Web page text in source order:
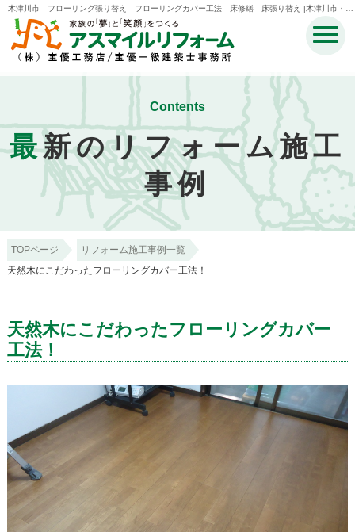
木津川市 フローリング張り替え フローリングカバー工法 床修繕 床張り替え |木津川市・奈
良市・生駒市・精華町・井手町のリフォームのことなら宝優工務店アスマイルリフォーム
Contents
最新のリフォーム施工
事例
TOPページ
リフォーム施工事例一覧
天然木にこだわったフローリングカバー工法！
天然木にこだわったフローリングカバー
工法！